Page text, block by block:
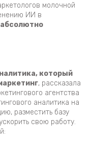
молочной
ИИ в
абсолютно
который
, рассказала
агентства
аналитика на
разместить базу
свою работу.